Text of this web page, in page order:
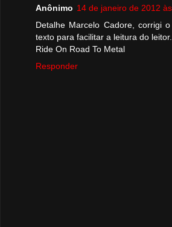
Anônimo 14 de janeiro de 2012
Detalhe Marcelo Cadore, corrigi
texto para facilitar a leitura do leitor.
Ride On Road To Metal
Responder